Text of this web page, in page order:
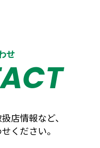
せ
店情報など、
ください。